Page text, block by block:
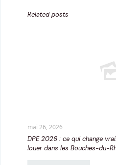
Related posts
mai 26, 2026
DPE 2026 : ce qui change
louer dans les Bouches-du-